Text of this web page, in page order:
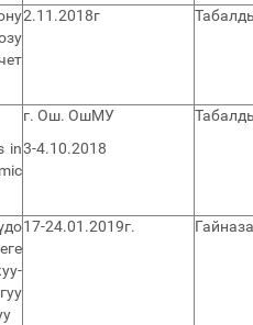
2.11.2018г
in
г. Ош. ОшМУ
3-4.10.2018
17-24.01.2019г.